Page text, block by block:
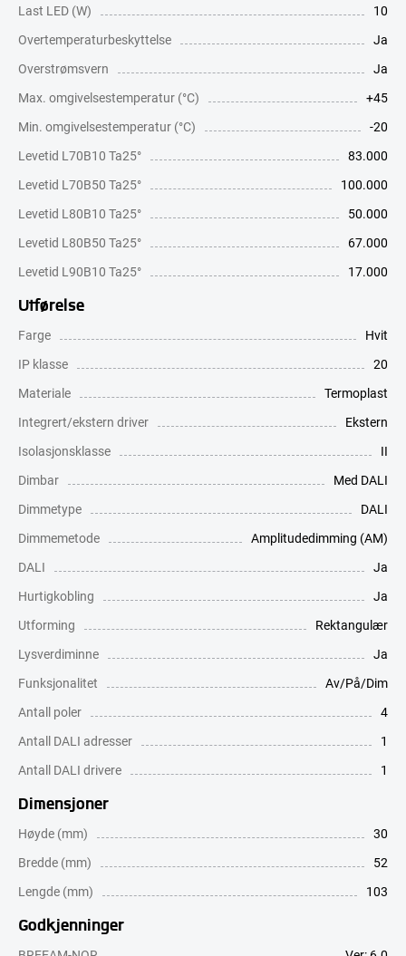
Last LED (W)
10
Overtemperaturbeskyttelse
Ja
Overstrømsvern
Ja
Max. omgivelsestemperatur (°C)
+45
Min. omgivelsestemperatur (°C)
-20
Levetid L70B10 Ta25°
83.000
Levetid L70B50 Ta25°
100.000
Levetid L80B10 Ta25°
50.000
Levetid L80B50 Ta25°
67.000
Levetid L90B10 Ta25°
17.000
Utførelse
Farge
Hvit
IP klasse
20
Materiale
Termoplast
Integrert/ekstern driver
Ekstern
Isolasjonsklasse
II
Dimbar
Med DALI
Dimmetype
DALI
Dimmemetode
Amplitudedimming (AM)
DALI
Ja
Hurtigkobling
Ja
Utforming
Rektangulær
Lysverdiminne
Ja
Funksjonalitet
Av/På/Dim
Antall poler
4
Antall DALI adresser
1
Antall DALI drivere
1
Dimensjoner
Høyde (mm)
30
Bredde (mm)
52
Lengde (mm)
103
Godkjenninger